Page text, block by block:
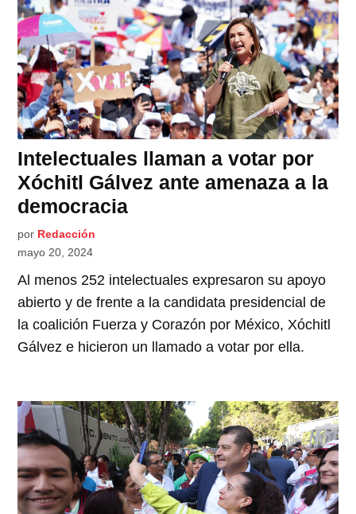
Intelectuales llaman a votar por
Xóchitl Gálvez ante amenaza a la
democracia
por Redacción
mayo 20, 2024
Al menos 252 intelectuales expresaron su apoyo
abierto y de frente a la candidata presidencial de
la coalición Fuerza y Corazón por México, Xóchitl
Gálvez e hicieron un llamado a votar por ella.